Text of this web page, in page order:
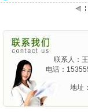
联系人：
电话：
地址